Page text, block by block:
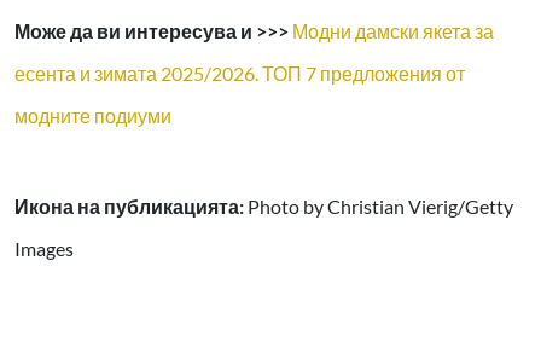
Може да ви интересува и >>> Модни дамски якета за
есента и зимата 2025/2026. ТОП 7 предложения от
модните подиуми
Икона на публикацията: Photo by Christian Vierig/Getty
Images